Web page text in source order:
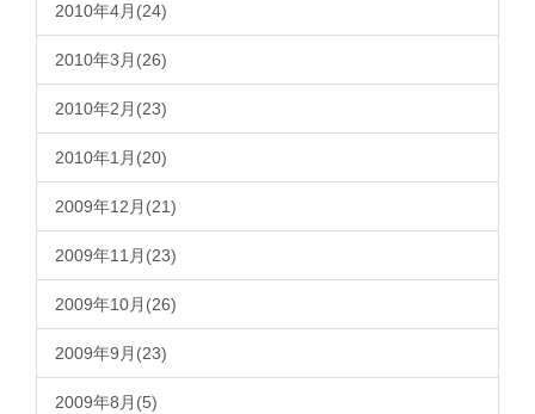
2010年4月(24)
2010年3月(26)
2010年2月(23)
2010年1月(20)
2009年12月(21)
2009年11月(23)
2009年10月(26)
2009年9月(23)
2009年8月(5)